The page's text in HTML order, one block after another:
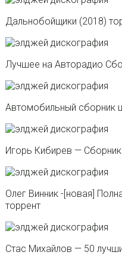
Дальнобойщики (2018)
Лучшее на Авторадио
Автомобильный сборник
Игорь Кибирев —
Олег Винник -[новая]
торрент
Стас Михайлов — 50